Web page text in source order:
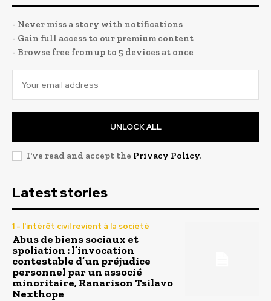
- Never miss a story with notifications
- Gain full access to our premium content
- Browse free from up to 5 devices at once
UNLOCK ALL
I've read and accept the Privacy Policy.
Latest stories
1 - l'intérêt civil revient à la société
Abus de biens sociaux et
spoliation : l’invocation
contestable d’un préjudice
personnel par un associé
minoritaire, Ranarison Tsilavo
Nexthope